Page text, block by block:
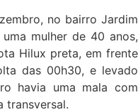
no bairro Jardim
mulher de 40 anos,
Hilux preta, em frente
das 00h30, e levado
havia uma mala com
transversal.